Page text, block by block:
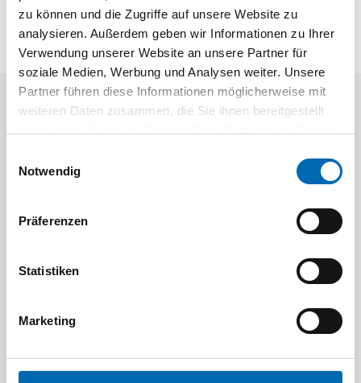
zu können und die Zugriffe auf unsere Website zu
analysieren. Außerdem geben wir Informationen zu Ihrer
Verwendung unserer Website an unsere Partner für
soziale Medien, Werbung und Analysen weiter. Unsere
Partner führen diese Informationen möglicherweise mit
weiteren Daten zusammen, die Sie ihnen bereitgestellt
Notwendig
Präferenzen
Statistiken
Marketing
Aktuelle Angebote
8 Ausführungen
Artikel-Nr.